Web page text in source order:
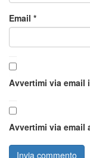
Email *
Avvertimi via email
Avvertimi via